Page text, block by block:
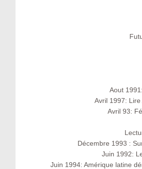
Aout
Avril 1997:
Avril 93:
Décembre 1993 :
Juin 1992:
Juin 1994: Amérique latine